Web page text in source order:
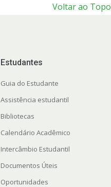
Voltar ao Topo
Estudantes
Guia do Estudante
Assistência estudantil
Bibliotecas
Calendário Acadêmico
Intercâmbio Estudantil
Documentos Úteis
Oportunidades